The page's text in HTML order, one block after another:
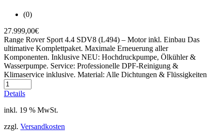
(0)
27.999,00€
Range Rover Sport 4.4 SDV8 (L494) – Motor inkl. Einbau Das
ultimative Komplettpaket. Maximale Erneuerung aller
Komponenten. Inklusive NEU: Hochdruckpumpe, Ölkühler &
Wasserpumpe. Service: Professionelle DPF-Reinigung &
Klimaservice inklusive. Material: Alle Dichtungen & Flüssigkeiten
Details
inkl. 19 % MwSt.
zzgl. Versandkosten